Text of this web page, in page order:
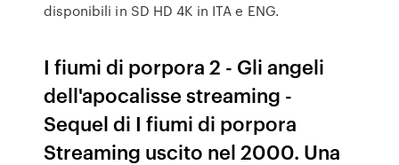
disponibili in SD HD 4K in ITA e ENG.
I fiumi di porpora 2 - Gli angeli
dell'apocalisse streaming -
Sequel di I fiumi di porpora
Streaming uscito nel 2000. Una